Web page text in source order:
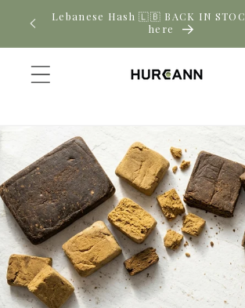
Skip to
content
Click New CBD arrivals — shop now